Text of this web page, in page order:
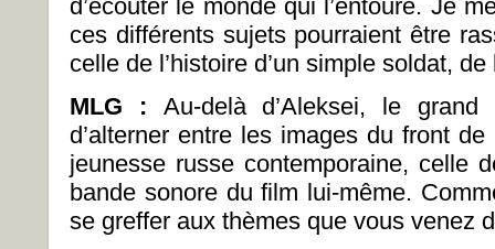
d’écouter le monde qui l’entoure. Je
ces différents sujets pourraient être
celle de l’histoire d’un simple soldat,
MLG : Au-delà d’Aleksei, le
d’alterner entre les images du front
jeunesse russe contemporaine, celle
bande sonore du film lui-même.
se greffer aux thèmes que vous venez